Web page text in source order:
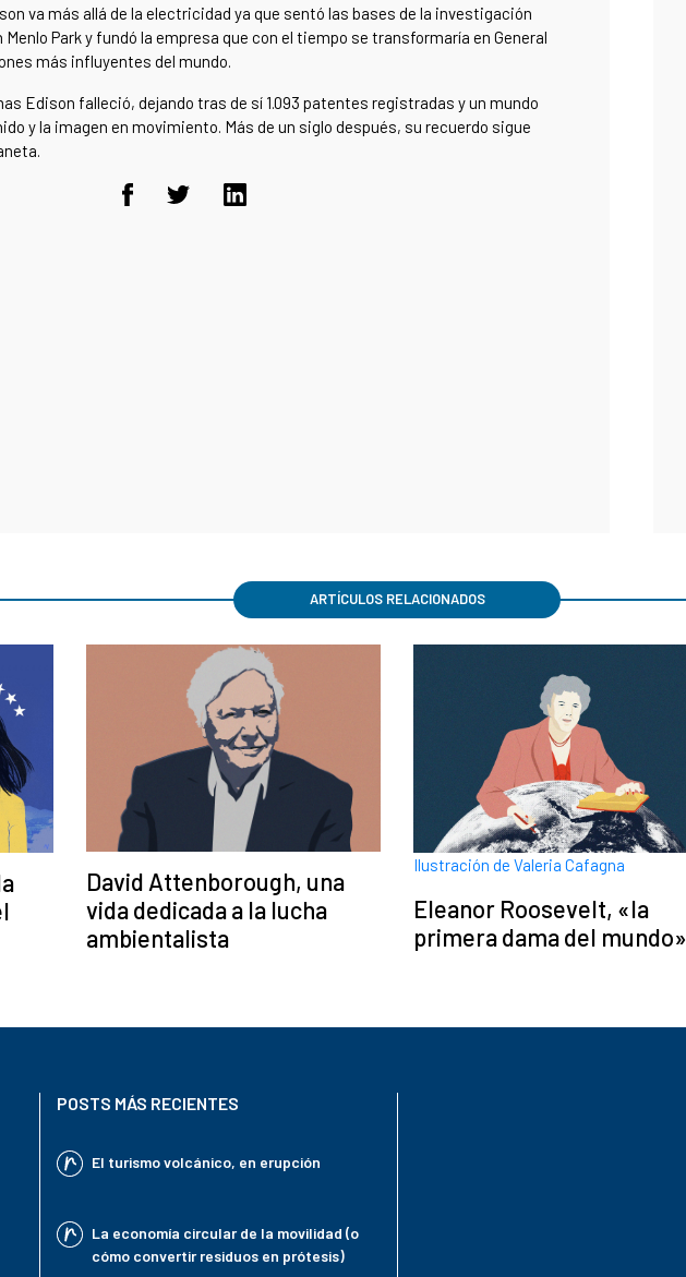
va más allá de la electricidad ya que sentó las bases de la investigación
Park y fundó la empresa que con el tiempo se transformaría en General
más influyentes del mundo.
Edison falleció, dejando tras de sí 1.093 patentes registradas y un mundo
y la imagen en movimiento. Más de un siglo después, su recuerdo sigue
ARTÍCULOS RELACIONADOS
David Attenborough, una
vida dedicada a la lucha
ambientalista
Ilustración de Valeria Cafagna
Eleanor Roosevelt, «la
primera dama del mundo»
POSTS MÁS RECIENTES
El turismo volcánico, en erupción
La economía circular de la movilidad (o
cómo convertir residuos en prótesis)